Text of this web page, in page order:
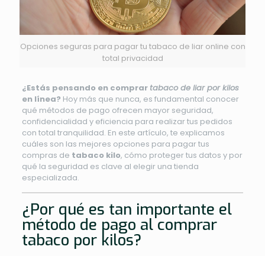
Opciones seguras para pagar tu tabaco de liar online con
total privacidad
¿Estás pensando en comprar tabaco de liar por kilos
en línea? Hoy más que nunca, es fundamental conocer
qué métodos de pago ofrecen mayor seguridad,
confidencialidad y eficiencia para realizar tus pedidos
con total tranquilidad. En este artículo, te explicamos
cuáles son las mejores opciones para pagar tus
compras de tabaco kilo, cómo proteger tus datos y por
qué la seguridad es clave al elegir una tienda
especializada.
¿Por qué es tan importante el
método de pago al comprar
tabaco por kilos?